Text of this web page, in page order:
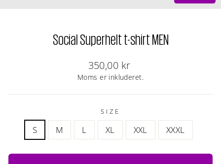
Social Superhelt t-shirt MEN
Normal
pris
350,00 kr
Moms er inkluderet.
SIZE
S M L XL XXL XXXL